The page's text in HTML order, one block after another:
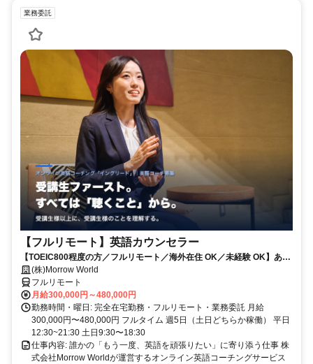
業務委託
【フルリモート】英語カウンセラー
【TOEIC800程度の方／フルリモート／海外在住 OK／未経験 OK】あな
たが英語学習で経験した失敗も成功も。すべてが、受講生の人生を変え
るお仕事です。
(株)Morrow World
フルリモート
月給300,000円～480,000円
勤務時間・曜日: 完全在宅勤務・フルリモート・業務委託 月給
300,000円〜480,000円 フルタイム 週5日（土日どちらか稼働） 平日
12:30~21:30 土日9:30〜18:30
仕事内容: 誰かの「もう一度、英語を頑張りたい」に寄り添う仕事 株
式会社Morrow Worldが運営するオンライン英語コーチングサービス